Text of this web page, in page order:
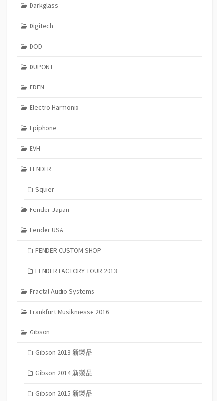
Darkglass
Digitech
DOD
DUPONT
EDEN
Electro Harmonix
Epiphone
EVH
FENDER
Squier
Fender Japan
Fender USA
FENDER CUSTOM SHOP
FENDER FACTORY TOUR 2013
Fractal Audio Systems
Frankfurt Musikmesse 2016
Gibson
Gibson 2013 新製品
Gibson 2014 新製品
Gibson 2015 新製品